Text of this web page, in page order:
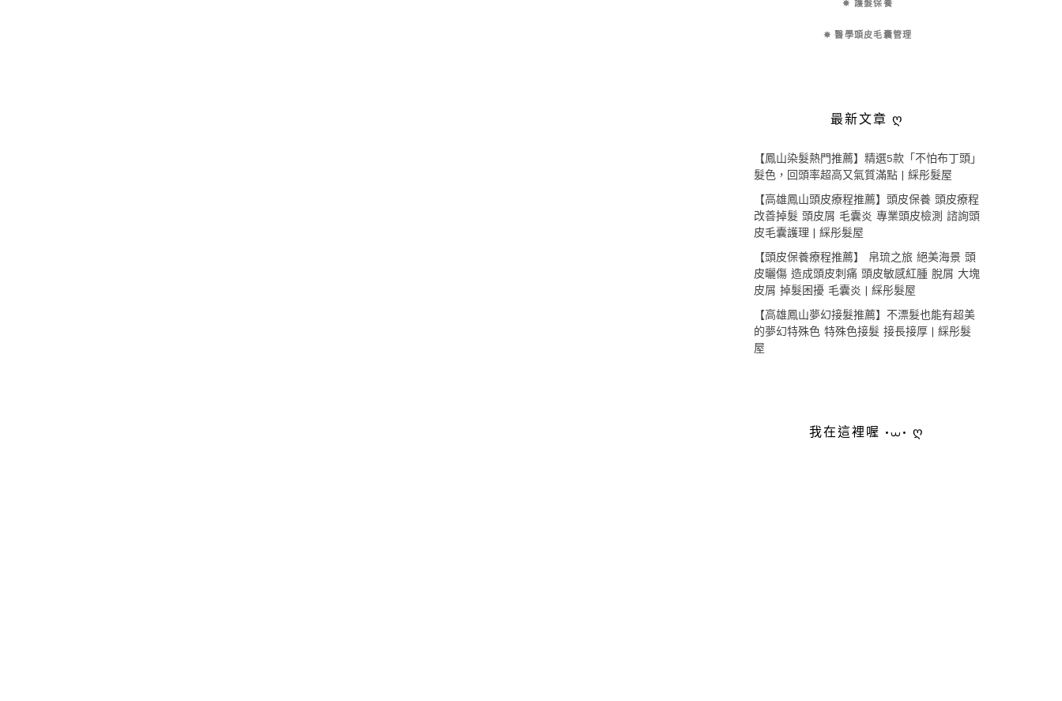
✵ 護髮保養
✵ 醫學頭皮毛囊管理
最新文章 ღ
【鳳山染髮熱門推薦】精選5款「不怕布丁頭」
髮色，回頭率超高又氣質滿點 | 綵彤髮屋
【高雄鳳山頭皮療程推薦】頭皮保養 頭皮療程
改善掉髮 頭皮屑 毛囊炎 專業頭皮檢測 諮詢頭
皮毛囊護理 | 綵彤髮屋
【頭皮保養療程推薦】 帛琉之旅 絕美海景 頭
皮曬傷 造成頭皮刺痛 頭皮敏感紅腫 脫屑 大塊
皮屑 掉髮困擾 毛囊炎 | 綵彤髮屋
【高雄鳳山夢幻接髮推薦】不漂髮也能有超美
的夢幻特殊色 特殊色接髮 接長接厚 | 綵彤髮
屋
我在這裡喔 •⩊• ღ